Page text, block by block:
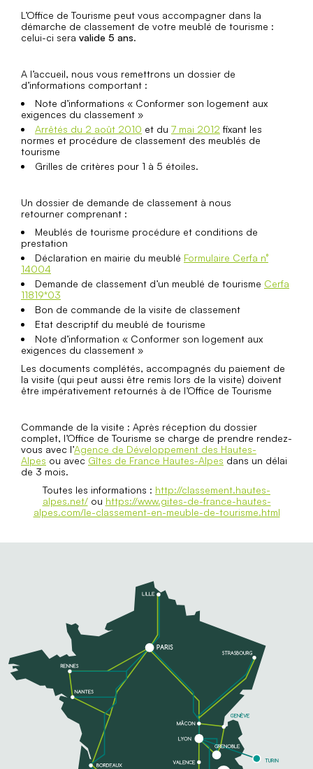
L’Office de Tourisme peut vous accompagner dans la
démarche de classement de votre meublé de tourisme :
celui-ci sera valide 5 ans.
A l’accueil, nous vous remettrons un dossier de
d’informations comportant :
Note d’informations « Conformer son logement aux
exigences du classement »
Arrêtés du 2 août 2010 et du 7 mai 2012 fixant les
normes et procédure de classement des meublés de
tourisme
Grilles de critères pour 1 à 5 étoiles.
Un dossier de demande de classement à nous
retourner comprenant :
Meublés de tourisme procédure et conditions de
prestation
Déclaration en mairie du meublé Formulaire Cerfa n°
14004
Demande de classement d’un meublé de tourisme Cerfa
11819*03
Bon de commande de la visite de classement
Etat descriptif du meublé de tourisme
Note d’information « Conformer son logement aux
exigences du classement »
Les documents complétés, accompagnés du paiement de
la visite (qui peut aussi être remis lors de la visite) doivent
être impérativement retournés à de l’Office de Tourisme
Commande de la visite : Après réception du dossier
complet, l’Office de Tourisme se charge de prendre rendez-
vous avec l’Agence de Développement des Hautes-
Alpes ou avec Gîtes de France Hautes-Alpes dans un délai
de 3 mois.
Toutes les informations : http://classement.hautes-
alpes.net/ou https://www.gites-de-france-hautes-
alpes.com/le-classement-en-meuble-de-tourisme.html